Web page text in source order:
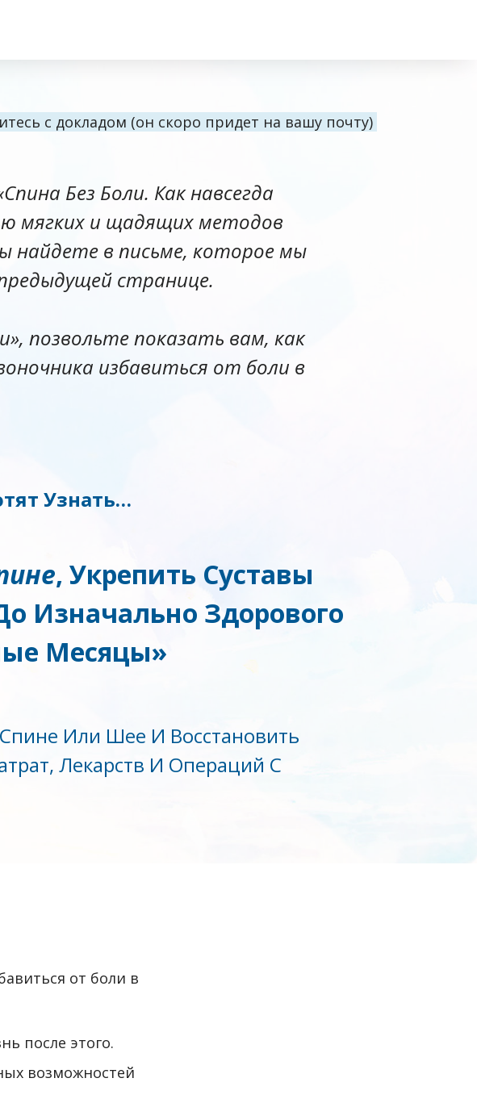
с докладом (он скоро придет на вашу почту)
Без Боли. Как навсегда
мягких и щадящих методов
найдете в письме, которое мы
странице.
позвольте показать вам, как
избавиться от боли в
Узнать…
, Укрепить Суставы
Изначально Здорового
Месяцы»
Или Шее И Восстановить
Лекарств И Операций С
от боли в
после этого.
возможностей